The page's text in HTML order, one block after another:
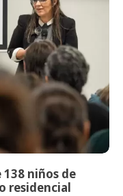
niños de
residencial